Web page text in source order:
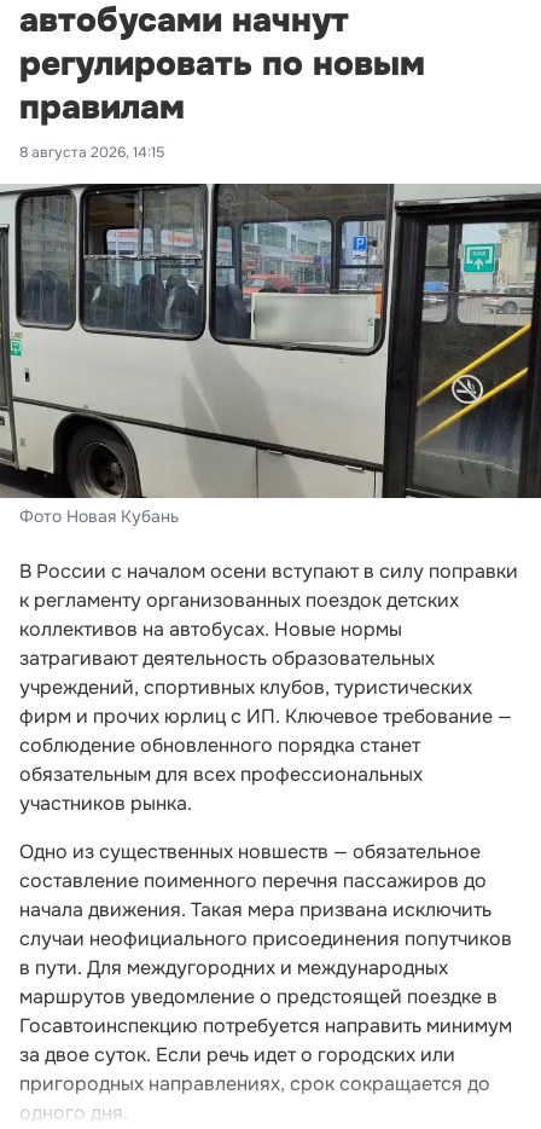
автобусами начнут
регулировать по новым
правилам
8 августа 2026, 14:15
Фото Новая Кубань
В России с началом осени вступают в силу поправки
к регламенту организованных поездок детских
коллективов на автобусах. Новые нормы
затрагивают деятельность образовательных
учреждений, спортивных клубов, туристических
фирм и прочих юрлиц с ИП. Ключевое требование —
соблюдение обновленного порядка станет
обязательным для всех профессиональных
участников рынка.
Одно из существенных новшеств — обязательное
составление поименного перечня пассажиров до
начала движения. Такая мера призвана исключить
случаи неофициального присоединения попутчиков
в пути. Для междугородних и международных
маршрутов уведомление о предстоящей поездке в
Госавтоинспекцию потребуется направить минимум
за двое суток. Если речь идет о городских или
пригородных направлениях, срок сокращается до
одного дня.